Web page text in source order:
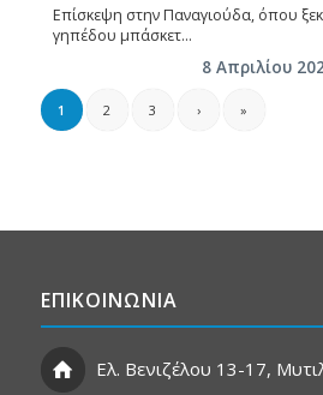
Επίσκεψη στην Παναγιούδα, όπου
γηπέδου μπάσκετ…
8 Απριλίου
1 2 3 › »
ΕΠΙΚΟΙΝΩΝΙΑ
Ελ. Βενιζέλου 13-17,